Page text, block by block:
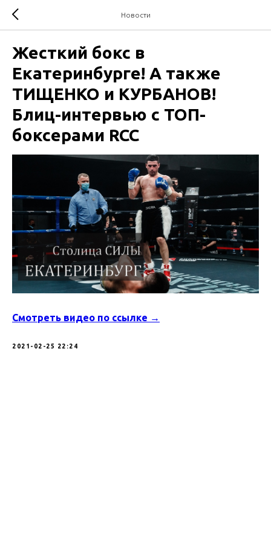
Новости
Жесткий бокс в
Екатеринбурге! А также
ТИЩЕНКО и КУРБАНОВ!
Блиц-интервью с ТОП-
боксерами RCC
Смотреть видео по ссылке →
2021-02-25 22:24